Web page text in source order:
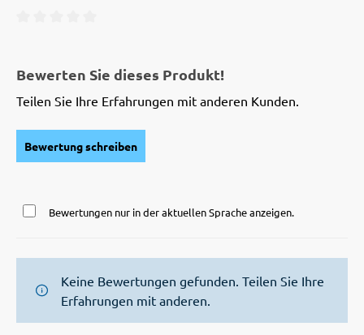
Bewerten Sie dieses Produkt!
Teilen Sie Ihre Erfahrungen mit anderen Kunden.
Bewertung schreiben
Bewertungen nur in der aktuellen Sprache anzeigen.
Keine Bewertungen gefunden. Teilen Sie Ihre
Erfahrungen mit anderen.